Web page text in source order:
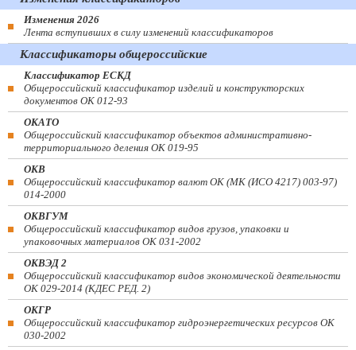
Изменения 2026
Лента вступивших в силу изменений классификаторов
Классификаторы общероссийские
Классификатор ЕСКД
Общероссийский классификатор изделий и конструкторских
документов ОК 012-93
ОКАТО
Общероссийский классификатор объектов административно-
территориального деления ОК 019-95
ОКВ
Общероссийский классификатор валют ОК (МК (ИСО 4217) 003-97)
014-2000
ОКВГУМ
Общероссийский классификатор видов грузов, упаковки и
упаковочных материалов ОК 031-2002
ОКВЭД 2
Общероссийский классификатор видов экономической деятельности
ОК 029-2014 (КДЕС РЕД. 2)
ОКГР
Общероссийский классификатор гидроэнергетических ресурсов ОК
030-2002